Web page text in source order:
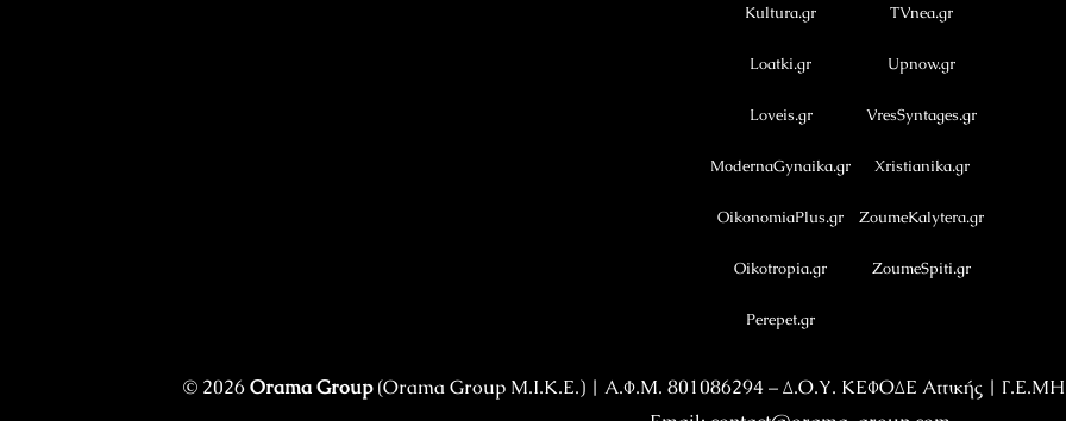
Kultura.gr TVnea.gr
Loatki.gr Upnow.gr
Loveis.gr VresSyntages.gr
ModernaGynaika.gr Xristianika.gr
OikonomiaPlus.gr ZoumeKalytera.gr
Oikotropia.gr ZoumeSpiti.gr
Perepet.gr
© 2026Orama Group(Orama Group Μ.Ι.Κ.Ε.) | Α.Φ.Μ. 801086294 – Δ.Ο.Υ. ΚΕΦΟΔΕ Αττικής |